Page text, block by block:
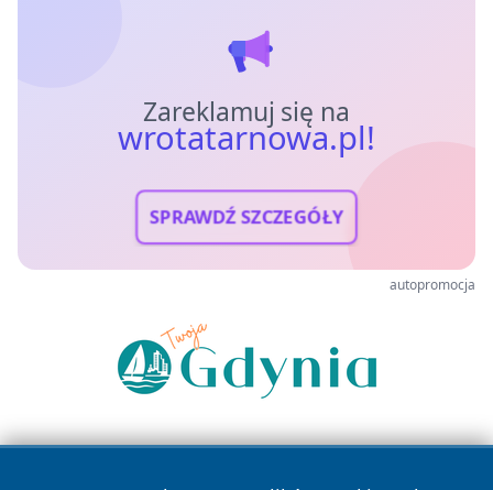
Zareklamuj się na
wrotatarnowa.pl!
SPRAWDŹ SZCZEGÓŁY
autopromocja